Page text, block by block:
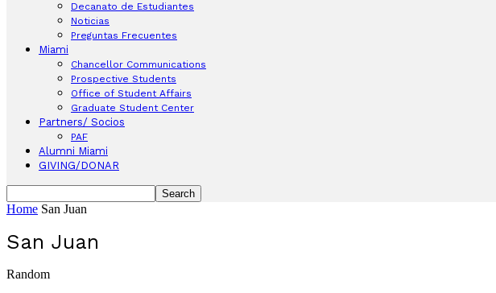
Decanato de Estudiantes
Noticias
Preguntas Frecuentes
Miami
Chancellor Communications
Prospective Students
Office of Student Affairs
Graduate Student Center
Partners/ Socios
PAF
Alumni Miami
GIVING/DONAR
Home San Juan
San Juan
Random